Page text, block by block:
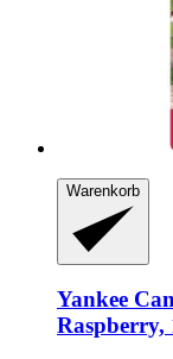
Warenkorb
Yankee
Raspberry,